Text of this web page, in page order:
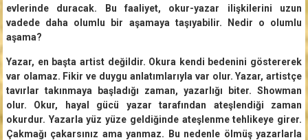
evlerinde duracak. Bu faaliyet, okur-yazar ilişkilerini uzun
vadede daha olumlu bir aşamaya taşıyabilir. Nedir o olumlu
aşama?
Yazar, en başta artist değildir. Okura kendi bedenini göstererek
var olamaz. Fikir ve duygu anlatımlarıyla var olur. Yazar, artistçe
tavırlar takınmaya başladığı zaman, yazarlığı biter. Showman
olur. Okur, hayal gücü yazar tarafından ateşlendiği zaman
okurdur. Yazarla yüz yüze geldiğinde ateşlenme tehlikeye girer.
Çakmağı çakarsınız ama yanmaz. Bu nedenle ölmüş yazarlarla